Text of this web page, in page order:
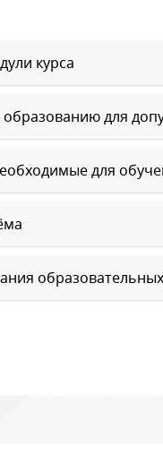
курса
Требования к
для
образовательных